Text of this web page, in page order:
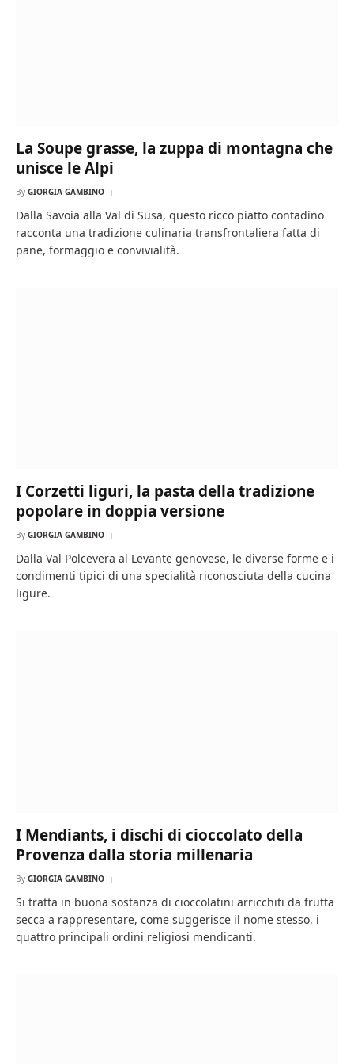
La Soupe grasse, la zuppa di montagna che
unisce le Alpi
By GIORGIA GAMBINO
Dalla Savoia alla Val di Susa, questo ricco piatto contadino
racconta una tradizione culinaria transfrontaliera fatta di
pane, formaggio e convivialità.
I Corzetti liguri, la pasta della tradizione
popolare in doppia versione
By GIORGIA GAMBINO
Dalla Val Polcevera al Levante genovese, le diverse forme e i
condimenti tipici di una specialità riconosciuta della cucina
ligure.
I Mendiants, i dischi di cioccolato della
Provenza dalla storia millenaria
By GIORGIA GAMBINO
Si tratta in buona sostanza di cioccolatini arricchiti da frutta
secca a rappresentare, come suggerisce il nome stesso, i
quattro principali ordini religiosi mendicanti.